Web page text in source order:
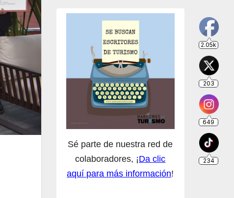
Sé parte de nuestra red de
colaboradores, ¡Da clic
aquí para más información!